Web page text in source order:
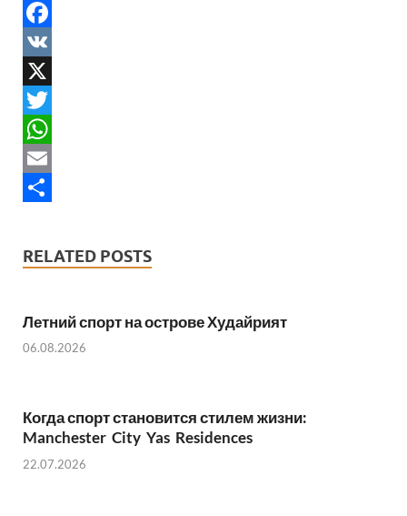
F
a
c
e
b
o
V
K
X
T
w
e
W
h
s
p
E
ia
e
RELATED POSTS
Летний спорт на острове Худайрият
06.08.2026
Когда спорт становится стилем жизни:
Manchester City Yas Residences
22.07.2026